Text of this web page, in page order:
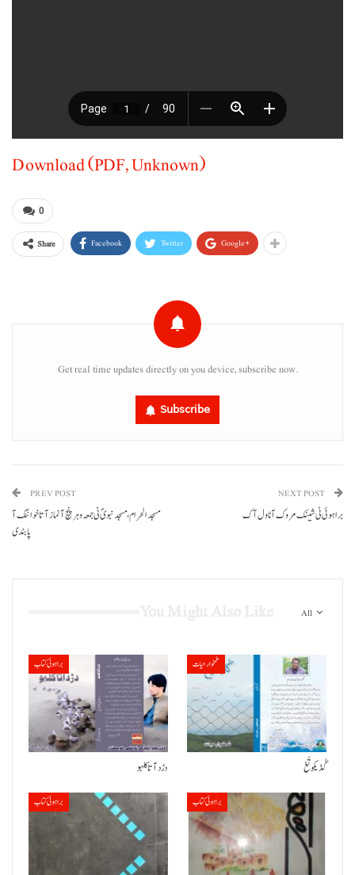
Download (PDF, Unknown)
0
Share Facebook Twitter Google+
Get real time updates directly on you device, subscribe now.
Subscribe
PREV POST
مسجد الحرام، مسجد نبویؐ ٹی جمعہ و ہر پنچ آ نماز آتا خواننگ آ
پابندی
NEXT POST
براہوئی ٹی شینک مروک آ ناول آک
All
براہوئی کتاب
دڑد آتا کلہو
غمخوار حیات
گُڈیکو تُغ
براہوئی کتاب براہوئی کتاب